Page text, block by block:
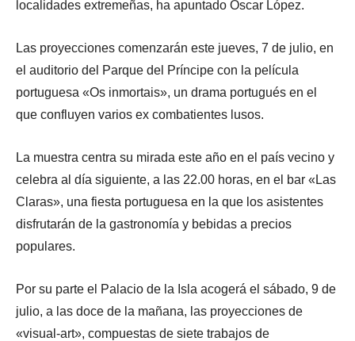
localidades extremeñas, ha apuntado Óscar López.
Las proyecciones comenzarán este jueves, 7 de julio, en
el auditorio del Parque del Príncipe con la película
portuguesa «Os inmortais», un drama portugués en el
que confluyen varios ex combatientes lusos.
La muestra centra su mirada este año en el país vecino y
celebra al día siguiente, a las 22.00 horas, en el bar «Las
Claras», una fiesta portuguesa en la que los asistentes
disfrutarán de la gastronomía y bebidas a precios
populares.
Por su parte el Palacio de la Isla acogerá el sábado, 9 de
julio, a las doce de la mañana, las proyecciones de
«visual-art», compuestas de siete trabajos de